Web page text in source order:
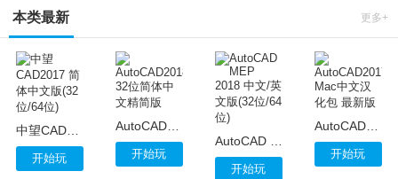
择 Reset AutoCAD就可以看到汉化效果了。
注意：目前汉化还不完整但已不影响使用。
本类最新 更多+
中望CAD2017 简体中文版(32位/64位)
开始玩
AutoCAD2018 32位简体中文精简版
开始玩
开始玩
AutoCAD2017 Mac中文汉化包 最新版
开始玩